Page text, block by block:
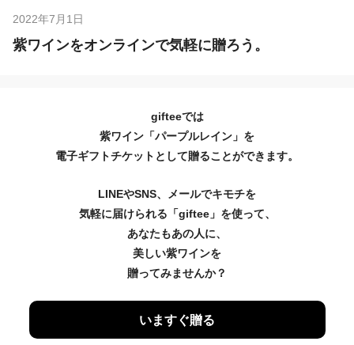
2022年7月1日
紫ワインをオンラインで気軽に贈ろう。
gifteeでは
紫ワイン「パープルレイン」を
電子ギフトチケットとして贈ることができます。
LINEやSNS、メールでキモチを
気軽に届けられる「giftee」を使って、
あなたもあの人に、
美しい紫ワインを
贈ってみませんか？
いますぐ贈る